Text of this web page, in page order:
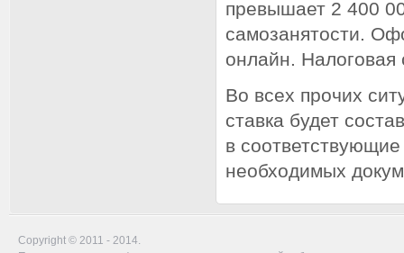
превышает 2 400
самозанятости.
онлайн. Налоговая
Во всех прочих
ставка будет
в
необходимых
Copyright © 2011 - 2014.